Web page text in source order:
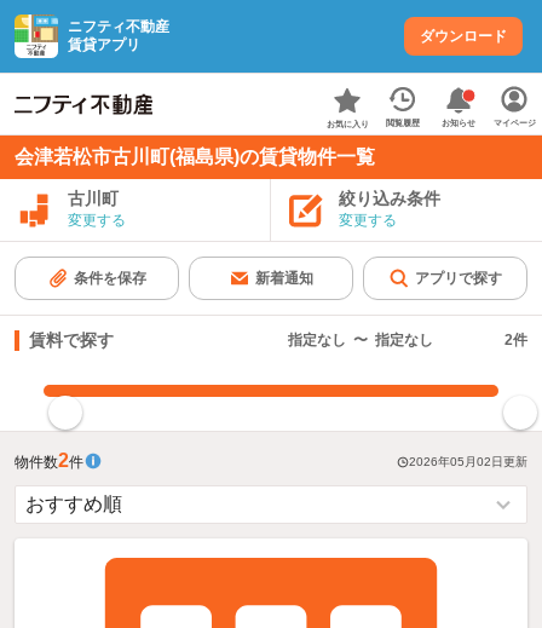
ニフティ不動産
賃貸アプリ
ダウンロード
お気に入り 閲覧履歴 お知らせ マイページ
会津若松市古川町(福島県)の賃貸物件一覧
古川町
変更する
絞り込み条件
変更する
条件を保存 新着通知 アプリで探す
賃料で探す 指定なし 〜 指定なし 2件
物件数2件 2026年05月02日更新